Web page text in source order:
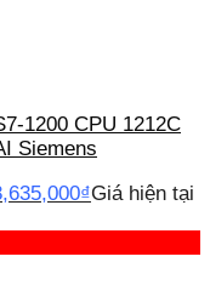
1200 CPU 1212C
Siemens
₫Giá hiện tại